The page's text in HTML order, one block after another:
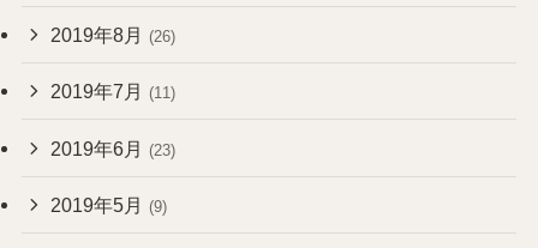
2019年8月 (26)
2019年7月 (11)
2019年6月 (23)
2019年5月 (9)